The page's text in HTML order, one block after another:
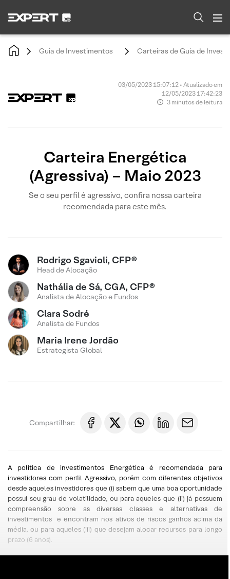
Guia de Investimentos Carteiras de Guia de
03/05/2023 15:07:12 • Atualizado em
12/05/2023 17:42:23
3 minutos de leitura
Carteira Energética
(Agressiva) – Maio 2023
Se o seu perfil é agressivo, confira nossa carteira
recomendada para este mês.
Rodrigo Sgavioli, CFP®
Head de Alocação
Nathália de Sá, CGA, CFP®
Analista de Alocação e Fundos
Clara Sodré
Analista de Fundos
Maria Irene Jordão
Estrategista Global
Compartilhar:
A política de investimentos Energética é recomendada para
investidores com perfil Agressivo, porém com diferentes objetivos
desde aqueles investidores que (i) sabem que uma boa oportunidade
possui seu grau de volatilidade, ou para aqueles que (ii) já possuem
compreensão sobre as diversas classes e alternativas de
investimentos e encontram nos ativos de riscos ganhos acima da
média, ou para aqueles (iii) que desejam alocar recursos para longo
prazo (6 anos).